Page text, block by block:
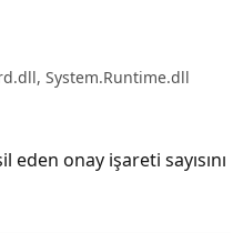
System.Runtime.dll
onay işareti sayısını